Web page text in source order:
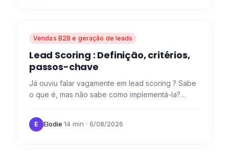
Vendas B2B e geração de leads
Lead Scoring : Definição, critérios,
passos-chave
Já ouviu falar vagamente em lead scoring ? Sabe
o que é, mas não sabe como implementá-la?
lead scoring é uma…
E Elodie·14 min · 6/08/2026